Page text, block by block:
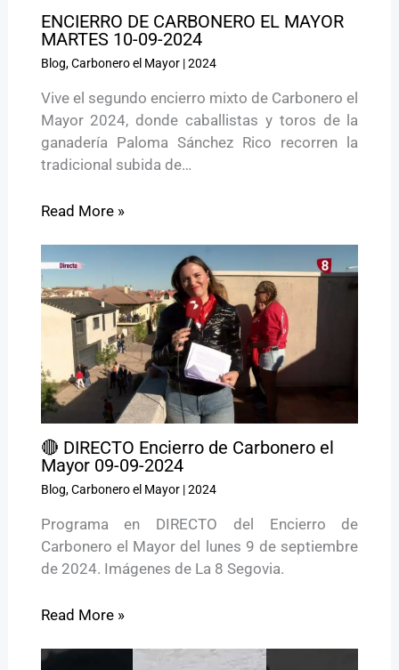
ENCIERRO DE CARBONERO EL MAYOR
MARTES 10-09-2024
Blog,Carbonero el Mayor|2024
Vive el segundo encierro mixto de Carbonero el
Mayor 2024, donde caballistas y toros de la
ganadería Paloma Sánchez Rico recorren la
tradicional subida de…
Read More »
🔴 DIRECTO Encierro de Carbonero el
Mayor 09-09-2024
Blog,Carbonero el Mayor|2024
Programa en DIRECTO del Encierro de
Carbonero el Mayor del lunes 9 de septiembre
de 2024. Imágenes de La 8 Segovia.
Read More »